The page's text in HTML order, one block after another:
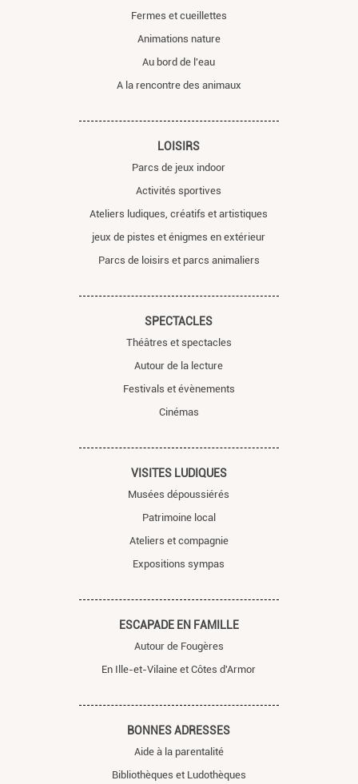
Fermes et cueillettes
Animations nature
Au bord de l'eau
A la rencontre des animaux
LOISIRS
Parcs de jeux indoor
Activités sportives
Ateliers ludiques, créatifs et artistiques
jeux de pistes et énigmes en extérieur
Parcs de loisirs et parcs animaliers
SPECTACLES
Théâtres et spectacles
Autour de la lecture
Festivals et évènements
Cinémas
VISITES LUDIQUES
Musées dépoussiérés
Patrimoine local
Ateliers et compagnie
Expositions sympas
ESCAPADE EN FAMILLE
Autour de Fougères
En Ille-et-Vilaine et Côtes d'Armor
BONNES ADRESSES
Aide à la parentalité
Bibliothèques et Ludothèques